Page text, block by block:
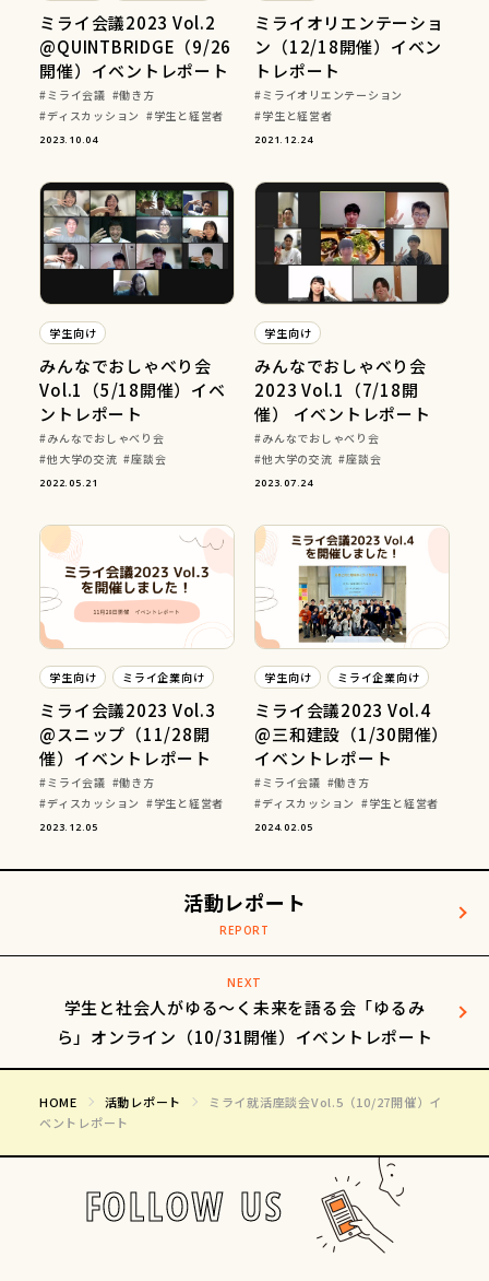
ミライ会議2023 Vol.2
@QUINTBRIDGE（9/26
開催）イベントレポート
ミライ会議
働き方
ディスカッション
学生と経営者
2023.10.04
ミライオリエンテーショ
ン（12/18開催）イベン
トレポート
ミライオリエンテーション
学生と経営者
2021.12.24
学生向け
みんなでおしゃべり会
Vol.1（5/18開催）イベ
ントレポート
みんなでおしゃべり会
他大学の交流
座談会
2022.05.21
学生向け
みんなでおしゃべり会
2023 Vol.1（7/18開
催） イベントレポート
みんなでおしゃべり会
他大学の交流
座談会
2023.07.24
学生向け ミライ企業向け
ミライ会議2023 Vol.3
@スニップ（11/28開
催）イベントレポート
ミライ会議
働き方
ディスカッション
学生と経営者
2023.12.05
学生向け ミライ企業向け
ミライ会議2023 Vol.4
@三和建設（1/30開催）
イベントレポート
ミライ会議
働き方
ディスカッション
学生と経営者
2024.02.05
活動レポート
NEXT
学生と社会人がゆる〜く未来を語る会「ゆるみ
ら」オンライン（10/31開催）イベントレポート
HOME 活動レポート
ミライ就活座談会Vol.5（10/27開催）イ
ベントレポート
FOLLOW US